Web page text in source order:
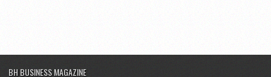
BH BUSINESS MAGAZINE